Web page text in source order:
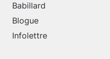
Babillard
Blogue
Infolettre